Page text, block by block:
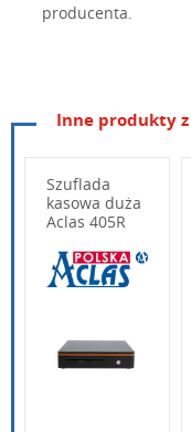
producenta.
Wpisz poniżej swoje
Inne produkty
Szuflada
kasowa duża
Aclas 405R